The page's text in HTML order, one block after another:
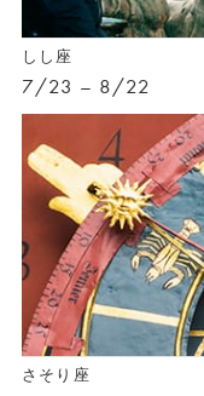
しし座
7/23 – 8/22
さそり座